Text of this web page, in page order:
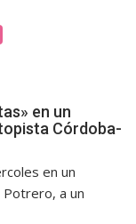
en un
Córdoba-
en un
Potrero, a un